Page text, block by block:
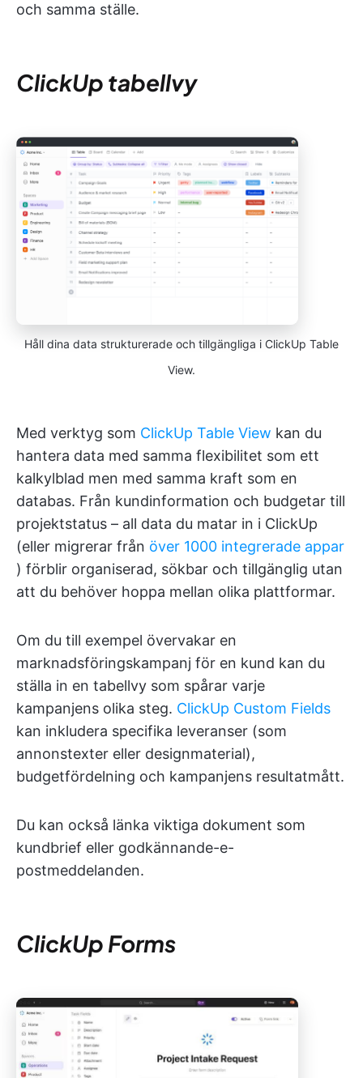
och samma ställe.
ClickUp tabellvy
Håll dina data strukturerade och tillgängliga i ClickUp Table
View.
Med verktyg som ClickUp Table View kan du
hantera data med samma flexibilitet som ett
kalkylblad men med samma kraft som en
databas. Från kundinformation och budgetar till
projektstatus – all data du matar in i ClickUp
(eller migrerar från över 1000 integrerade appar
) förblir organiserad, sökbar och tillgänglig utan
att du behöver hoppa mellan olika plattformar.
Om du till exempel övervakar en
marknadsföringskampanj för en kund kan du
ställa in en tabellvy som spårar varje
kampanjens olika steg. ClickUp Custom Fields
kan inkludera specifika leveranser (som
annonstexter eller designmaterial),
budgetfördelning och kampanjens resultatmått.
Du kan också länka viktiga dokument som
kundbrief eller godkännande-e-
postmeddelanden.
ClickUp Forms